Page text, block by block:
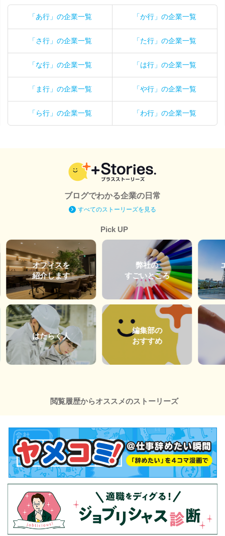
「あ行」の企業一覧 「か行」の企業一覧
「さ行」の企業一覧 「た行」の企業一覧
「な行」の企業一覧 「は行」の企業一覧
「ま行」の企業一覧 「や行」の企業一覧
「ら行」の企業一覧 「わ行」の企業一覧
ブログでわかる企業の日常
すべてのストーリーズを見る
Pick UP
オフィスを
紹介します
はたらく人
弊社の
すごいところ
編集部の
おすすめ
閲覧履歴からオススメのストーリーズ